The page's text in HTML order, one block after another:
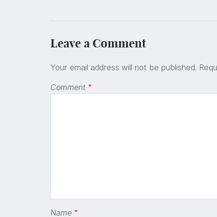
Leave a Comment
Your email address will not be published.
Comment *
Name *